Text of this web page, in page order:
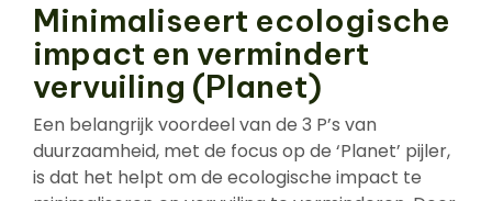
Minimaliseert ecologische
impact en vermindert
vervuiling (Planet)
Een belangrijk voordeel van de 3 P’s van
duurzaamheid, met de focus op de ‘Planet’ pijler,
is dat het helpt om de ecologische impact te